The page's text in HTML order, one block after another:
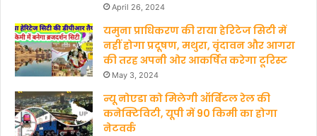
April 26, 2024
यमुना प्राधिकरण की राया हेरिटेज सिटी में
नहीं होगा प्रदूषण, मथुरा, वृंदावन और आगरा
की तरह अपनी ओर आकर्षित करेगा टूरिस्ट
May 3, 2024
न्यू नोएडा को मिलेगी ऑर्बिटल रेल की
कनेक्टिविटी, यूपी में 90 किमी का होगा
नेटवर्क